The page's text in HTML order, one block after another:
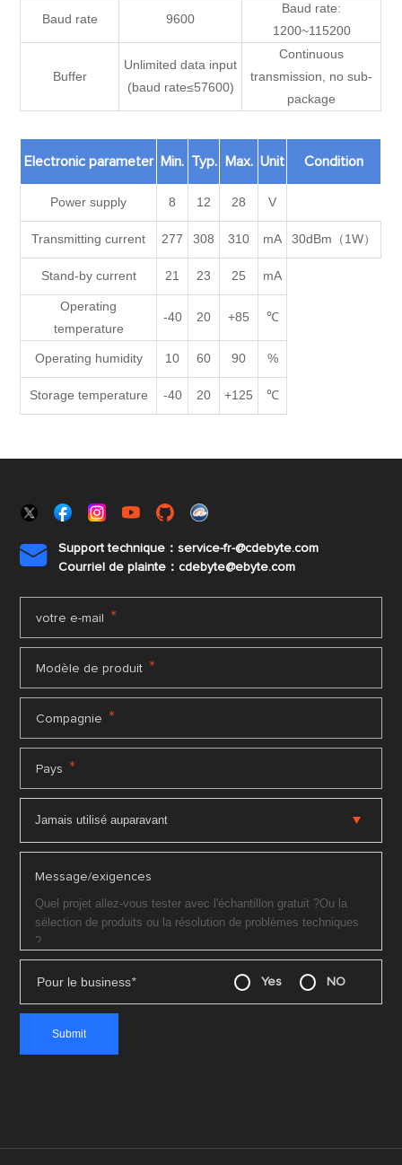
Baud rate 9600
Baud rate:
1200~115200
Buffer
Unlimited data input
(baud rate≤57600)
Continuous
transmission, no sub-
package
Electronic parameter Min. Typ. Max. Unit Condition
Power supply 8 12 28 V
Transmitting current 277 308 310 mA 30dBm（1W）
Stand-by current 21 23 25 mA
Operating
temperature
-40 20 +85 ℃
Operating humidity 10 60 90 %
Storage temperature -40 20 +125 ℃

Support technique：service-fr-@cdebyte.com
Courriel de plainte：cdebyte@ebyte.com
votre e-mail *
Modèle de produit *
Compagnie *
Pays *
Message/exigences
Pour le business* Yes NO